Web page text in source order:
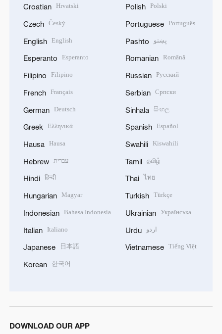
Croatian Hrvatski
Czech Český
English English
Esperanto Esperanto
Filipino Filipino
French Français
German Deutsch
Greek Ελληνικά
Hausa Hausa
Hebrew עברית
Hindi हिन्दी
Hungarian Magyar
Indonesian Bahasa Indonesia
Italian Italiano
Japanese 日本語
Korean 한국어
Polish Polski
Portuguese Português
Pashto پښتو
Romanian Română
Russian Русский
Serbian Српски
Sinhala සිංහල
Spanish Español
Swahili Kiswahili
Tamil தமிழ்
Thai ไทย
Turkish Türkçe
Ukrainian Українська
Urdu اردو
Vietnamese Tiếng Việt
DOWNLOAD OUR APP